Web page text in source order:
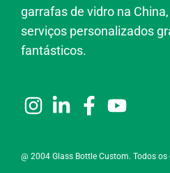
garrafas de vidro na
serviços personalizados
fantásticos.
@ 2004 Glass Bottle Custom. Todos